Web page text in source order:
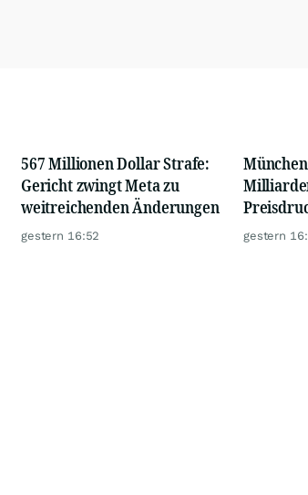
567 Millionen Dollar Strafe:
Gericht zwingt Meta zu
weitreichenden Änderungen
gestern 16:52 gestern